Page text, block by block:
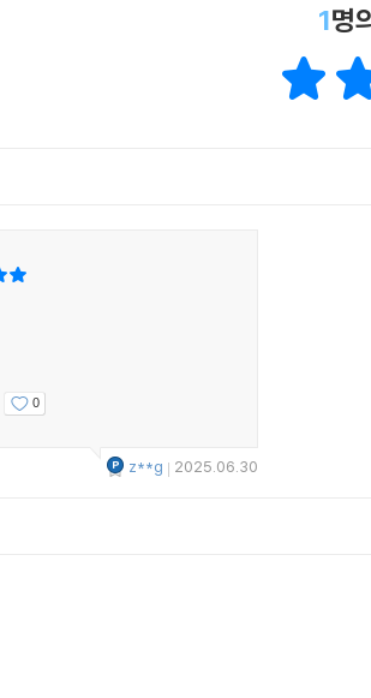
1명
0
z**g | 2025.06.30